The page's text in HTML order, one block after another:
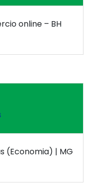
online – BH
(Economia) | MG